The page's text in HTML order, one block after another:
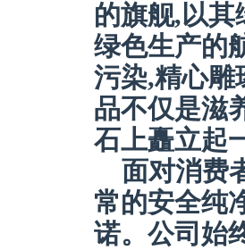
的旗舰,以
绿色生产的
污染,精心雕
品不仅是滋
石上矗立起
面对消费
常的安全纯
诺。公司始